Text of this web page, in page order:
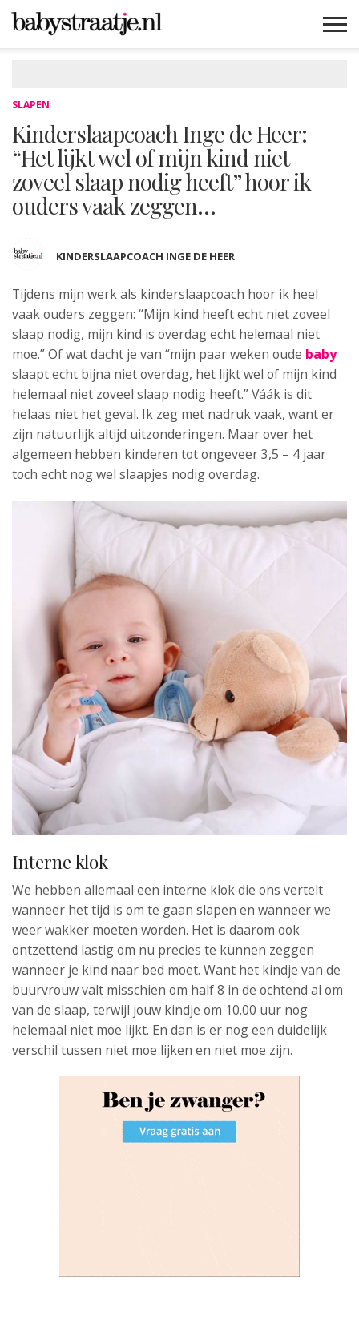
SLAPEN
Kinderslaapcoach Inge de Heer:
“Het lijkt wel of mijn kind niet
zoveel slaap nodig heeft” hoor ik
ouders vaak zeggen…
KINDERSLAAPCOACH INGE DE HEER
Tijdens mijn werk als kinderslaapcoach hoor ik heel
vaak ouders zeggen: “Mijn kind heeft echt niet zoveel
slaap nodig, mijn kind is overdag echt helemaal niet
moe.” Of wat dacht je van “mijn paar weken oude baby
slaapt echt bijna niet overdag, het lijkt wel of mijn kind
helemaal niet zoveel slaap nodig heeft.” Váák is dit
helaas niet het geval. Ik zeg met nadruk vaak, want er
zijn natuurlijk altijd uitzonderingen. Maar over het
algemeen hebben kinderen tot ongeveer 3,5 – 4 jaar
toch echt nog wel slaapjes nodig overdag.
Interne klok
We hebben allemaal een interne klok die ons vertelt
wanneer het tijd is om te gaan slapen en wanneer we
weer wakker moeten worden. Het is daarom ook
ontzettend lastig om nu precies te kunnen zeggen
wanneer je kind naar bed moet. Want het kindje van de
buurvrouw valt misschien om half 8 in de ochtend al om
van de slaap, terwijl jouw kindje om 10.00 uur nog
helemaal niet moe lijkt. En dan is er nog een duidelijk
verschil tussen niet moe lijken en niet moe zijn.